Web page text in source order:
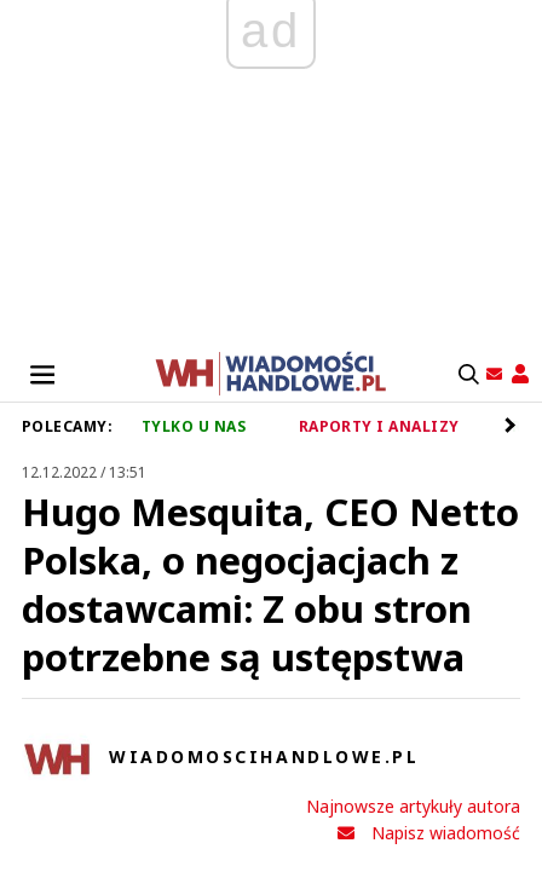
ad
POLECAMY: TYLKO U NAS RAPORTY I ANALIZY
12.12.2022 / 13:51
Hugo Mesquita, CEO Netto
Polska, o negocjacjach z
dostawcami: Z obu stron
potrzebne są ustępstwa
WIADOMOSCIHANDLOWE.PL
Najnowsze artykuły autora
Napisz wiadomość